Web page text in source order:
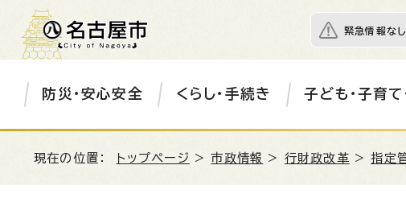
緊急情報なし
防災・安心安全 くらし・手続き 子ども・子育て
現在の位置： トップページ >市政情報 > 行財政改革 >指定